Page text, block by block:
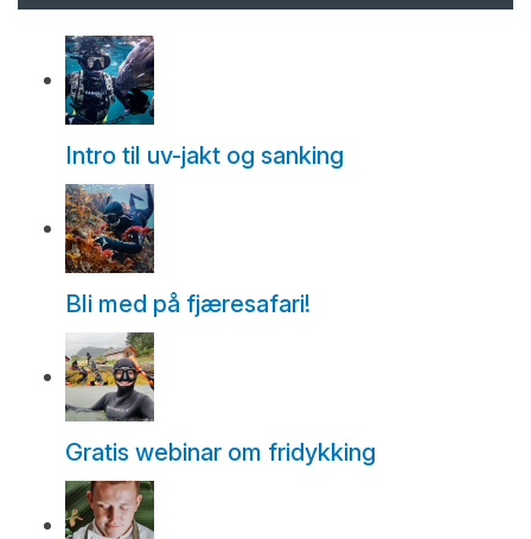
Intro til uv-jakt og sanking
Bli med på fjæresafari!
Gratis webinar om fridykking